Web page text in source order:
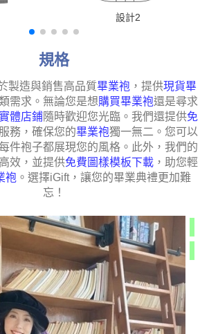
設計2
規格
製造與銷售高品質畢業袍 ，提供現貨畢
需求。無論您是想購買畢業袍還是尋求
體店鋪隨時歡迎您光臨。我們還提供免
服務，確保您的畢業袍獨一無二。您可以
每件袍子都展現您的風格。此外，我們的
效，並提供免費圖樣模板下載 ，助您輕
袍 。選擇iGift，讓您的畢業典禮更加難
忘！